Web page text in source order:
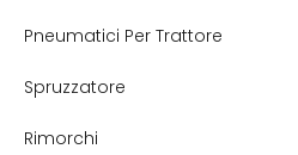
Pneumatici Per Trattore
Spruzzatore
Rimorchi